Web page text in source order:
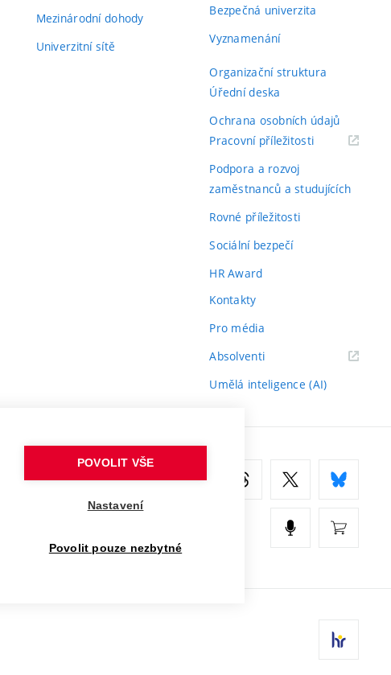
Mezinárodní dohody
Univerzitní sítě
Bezpečná univerzita
Vyznamenání
Organizační struktura
Úřední deska
Ochrana osobních údajů
Pracovní příležitosti(externí
Podpora a rozvoj
zaměstnanců a studujících
Rovné příležitosti
Sociální bezpečí
HR Award
Kontakty
Pro média
Absolventi(externí
Umělá inteligence (AI)
POVOLIT VŠE
Nastavení
Povolit pouze nezbytné